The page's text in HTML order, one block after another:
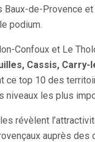
Baux-de-Provence
podium.
Confoux et Le
Cassis, Carry-
ce top 10 des
niveaux les plus
révèlent
auprès des